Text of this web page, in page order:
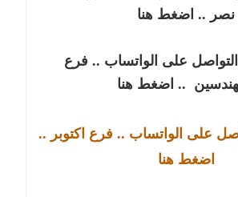
نصر .. اضغط هنا
التواصل على الواتساب .. فرع
.. اضغط هنا
على الواتساب .. فرع اكتوبر ..
اضغط هنا